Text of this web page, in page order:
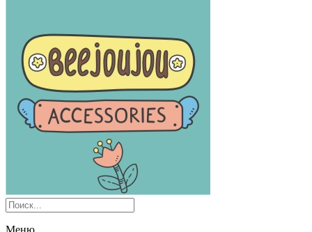
Меню